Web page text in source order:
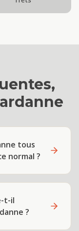
tous
normal ?
t-il
?